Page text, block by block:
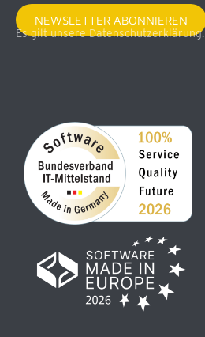
NEWSLETTER ABONNIEREN
Es gilt unsere Datenschutzerklärung.